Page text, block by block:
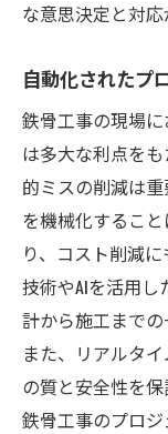
な意思決定と対応
自動化されたプ
鉄骨工事の現場
は多大な利点を
的ミスの削減は
を機械化するこ
り、コスト削減
技術やAIを活用
計から施工までの
また、リアルタ
の質と安全性を保
鉄骨工事のプロ